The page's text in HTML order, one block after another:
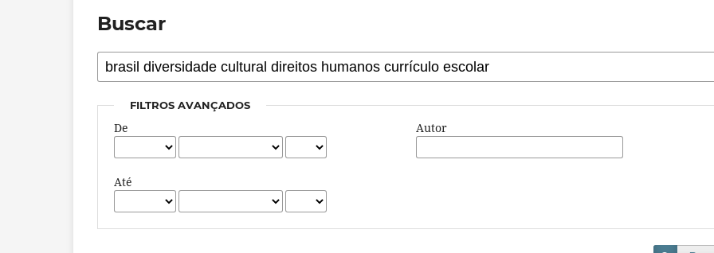
Buscar
FILTROS AVANÇADOS
De
Até
Autor